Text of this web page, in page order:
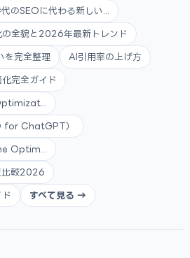
SEOに代わる新しい...
全貌と2026年最新トレンド
を完全整理 AI引用率の上げ方
完全ガイド
for ChatGPT）
Optim...
比較2026
すべて見る →